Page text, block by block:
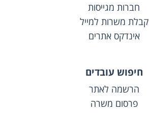
חברות מגייסות
קבלת משרות למייל
אינדקס אתרים
חיפוש עובדים
הרשמה לאתר
פרסום משרה